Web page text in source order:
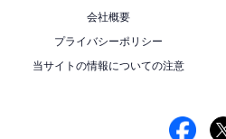
会社概要
プライバシーポリシー
当サイトの情報についての注意